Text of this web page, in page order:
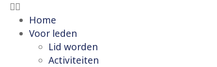
Home
Voor leden
Lid worden
Activiteiten